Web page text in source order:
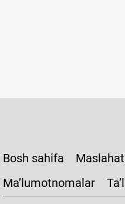
Bosh sahifa
Ma’lumotnomalar